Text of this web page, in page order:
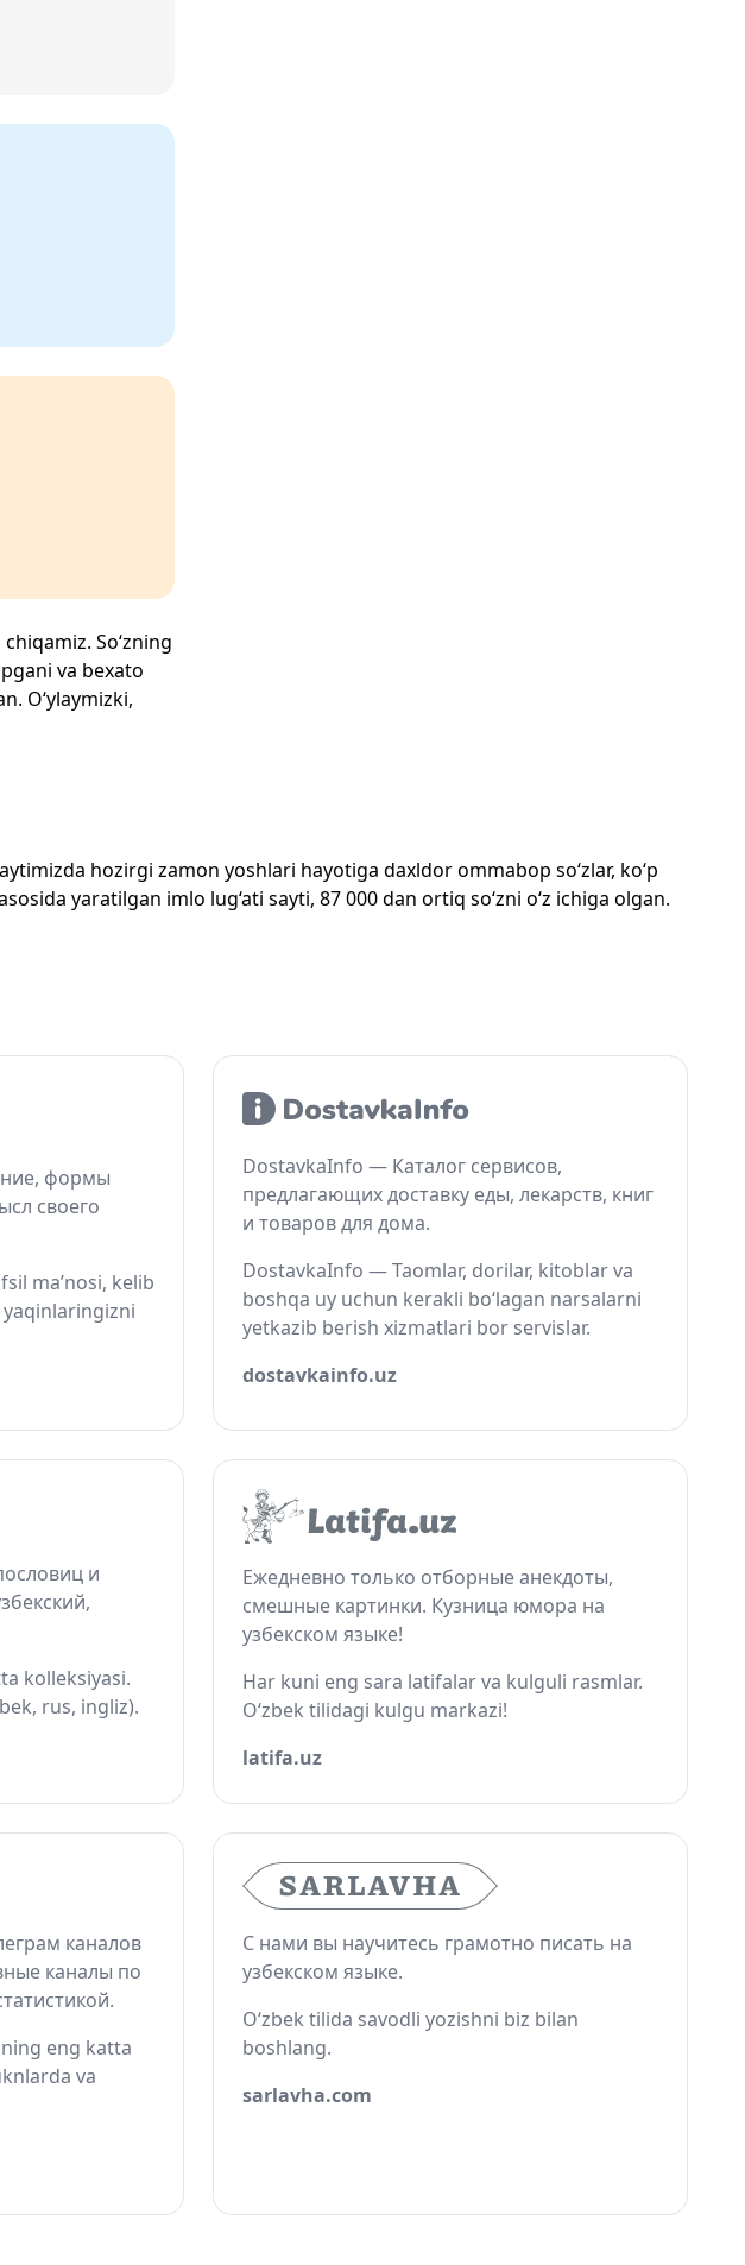
So‘zning
va bexato
O‘ylaymizki,
hozirgi zamon yoshlari hayotiga daxldor ommabop so‘zlar, ko‘p
yaratilgan imlo lug‘ati sayti, 87 000 dan ortiq so‘zni o‘z ichiga olgan.
формы
своего
ma’nosi, kelib
yaqinlaringizni
DostavkaInfo — Каталог сервисов,
предлагающих доставку еды, лекарств, книг
и товаров для дома.
DostavkaInfo — Taomlar, dorilar, kitoblar va
boshqa uy uchun kerakli bo‘lagan narsalarni
yetkazib berish xizmatlari bor servislar.
dostavkainfo.uz
и
kolleksiyasi.
rus, ingliz).
Ежедневно только отборные анекдоты,
смешные картинки. Кузница юмора на
узбекском языке!
Har kuni eng sara latifalar va kulguli rasmlar.
O‘zbek tilidagi kulgu markazi!
latifa.uz
каналов
каналы по
eng katta
va
С нами вы научитесь грамотно писать на
узбекском языке.
O‘zbek tilida savodli yozishni biz bilan
boshlang.
sarlavha.com